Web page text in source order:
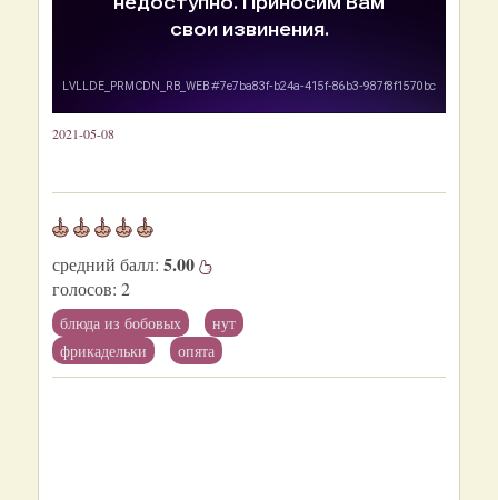
2021-05-08
средний балл: 5.00
голосов: 2
блюда из бобовых
нут
фрикадельки
опята